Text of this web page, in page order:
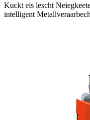
Kuckt eis lescht
intelligent